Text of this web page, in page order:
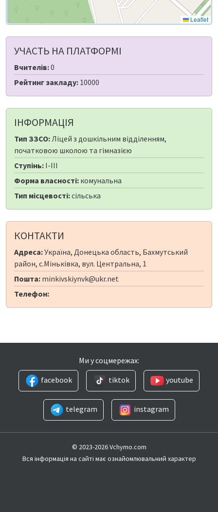
Leaflet
УЧАСТЬ НА ПЛАТФОРМІ
Вчителів:0
Рейтинг закладу: 10000
ІНФОРМАЦІЯ
Тип ЗЗСО:Ліцей з дошкільним відділенням,
початковою школою та гімназією
Ступінь: I-III
Форма власності: комунальна
Тип місцевості:сільська
КОНТАКТИ
Адреса:Україна, Донецька область, Бахмутський
район, с.Міньківка, вул. Центральна, 1
Пошта: minkivskiynvk@ukr.net
Телефон:
Ми у соцмережах:
facebook
tiktok youtube
telegram instagram
© 2023-2026 Vchymo.com
Вся інформація на сайті має ознайомлювальний характер